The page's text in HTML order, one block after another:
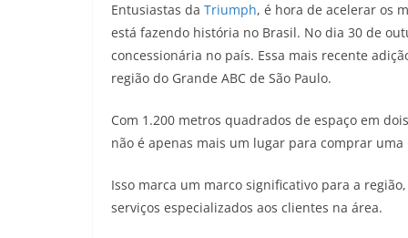
a
t
p
l
e
m
c
e
k
i
t
p
y
k
Entusiastas da Triumph, é hora de acelerar os
está fazendo história no Brasil. No dia 30 de
concessionária no país. Essa mais recente
região do Grande ABC de São Paulo.
Com 1.200 metros quadrados de espaço em
não é apenas mais um lugar para comprar
Isso marca um marco significativo para a
serviços especializados aos clientes na área.